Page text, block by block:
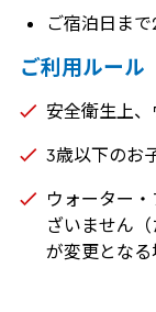
ご宿泊日まで
ご利用ルール
安全衛生上、
3歳以下のお
ウォーター
ざいません
が変更となる